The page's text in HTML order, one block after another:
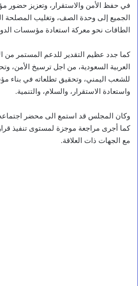
في حفظ الأمن والاستقرار، وتعزيز حضور
الجميع إلى وحدة الصف، وتغليب المصلحة
الطاقات نحو معركة استعادة مؤسسات
كما جدد عظيم التقدير للدعم المستمر من
العربية السعودية، من اجل ترسيخ الأمن،
للشعب اليمني، وتحقيق تطلعاته في بناء
واستعادة الاستقرار، والسلام، والتنمية.
وكان المجلس قد استمع الى محضر اجتماعه
كما أجرى مراجعة موجزة لمستوى تنفيذ
مع الجهات ذات العلاقة.